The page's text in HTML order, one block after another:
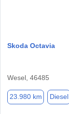
Skoda Octavia
Wesel, 46485
23.980 km Diesel